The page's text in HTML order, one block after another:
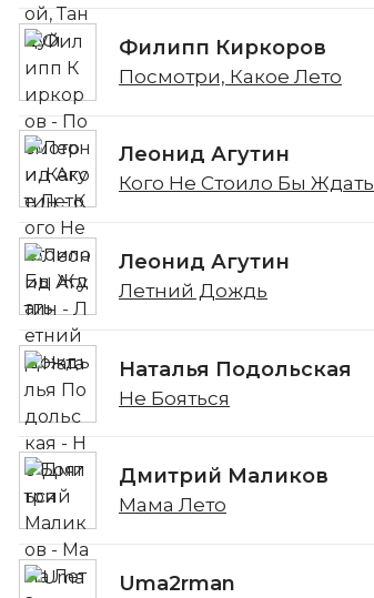
Филипп Киркоров
Посмотри, Какое Лето
Леонид Агутин
Кого Не Стоило Бы Ждать
Леонид Агутин
Летний Дождь
Наталья Подольская
Не Бояться
Дмитрий Маликов
Мама Лето
Uma2rman